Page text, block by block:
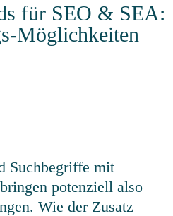
für SEO & SEA:
Möglichkeiten
Suchbegriffe mit
potenziell also
Wie der Zusatz